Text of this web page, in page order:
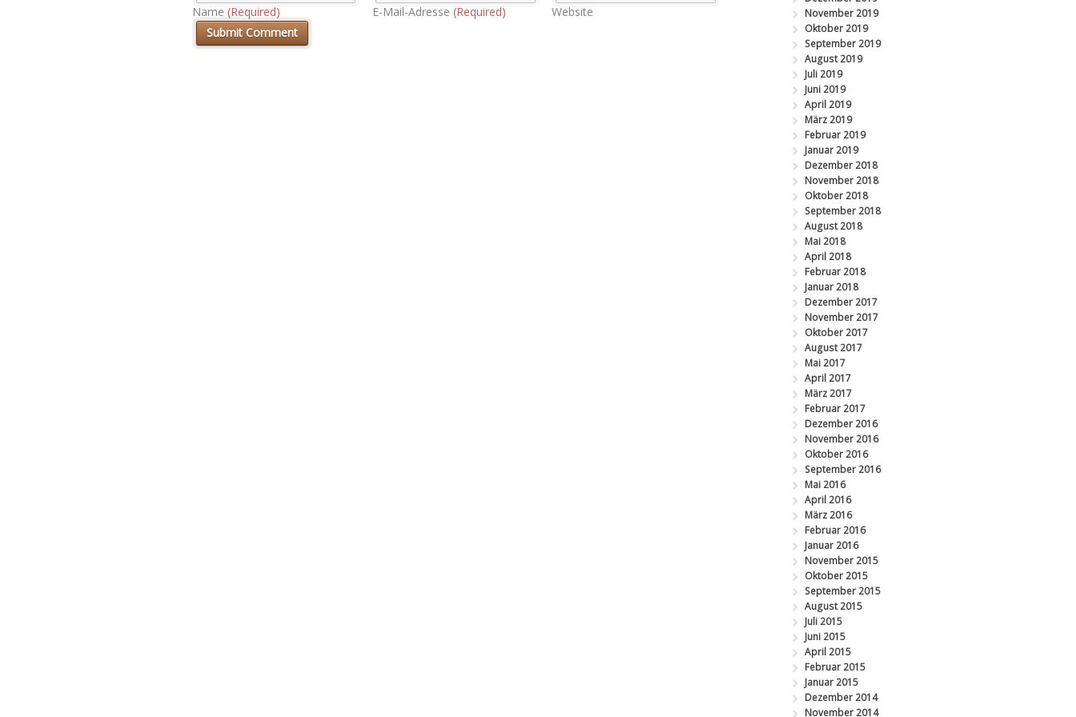
Name (Required) E-Mail-Adresse (Required) Website
November 2019
Oktober 2019
September 2019
August 2019
Juli 2019
Juni 2019
April 2019
März 2019
Februar 2019
Januar 2019
Dezember 2018
November 2018
Oktober 2018
September 2018
August 2018
Mai 2018
April 2018
Februar 2018
Januar 2018
Dezember 2017
November 2017
Oktober 2017
August 2017
Mai 2017
April 2017
März 2017
Februar 2017
Dezember 2016
November 2016
Oktober 2016
September 2016
Mai 2016
April 2016
März 2016
Februar 2016
Januar 2016
November 2015
Oktober 2015
September 2015
August 2015
Juli 2015
Juni 2015
April 2015
Februar 2015
Januar 2015
Dezember 2014
November 2014